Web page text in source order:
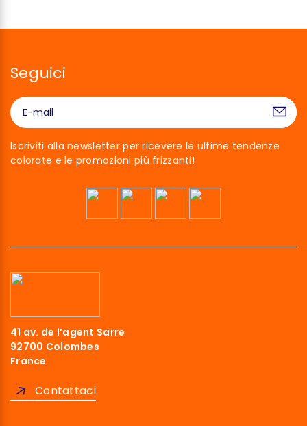
Seguici
Iscriviti alla newsletter per ricevere le ultime tendenze
colorate e le promozioni più frizzanti!
41 av. de l’agent Sarre
92700 Colombes
France
Contattaci